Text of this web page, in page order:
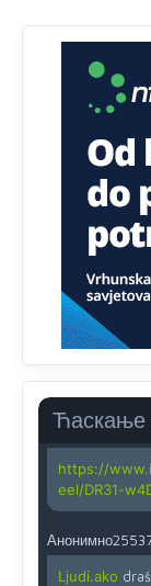
Ћаскање
koristi
Uvođenje
(krstića)
obojiti
zahtjeva
Ovo pravilo
su u pitanju
drhtavom
Yes,nekada
coravi biraci.
https://
eel/DR31-
Ljudi.ako